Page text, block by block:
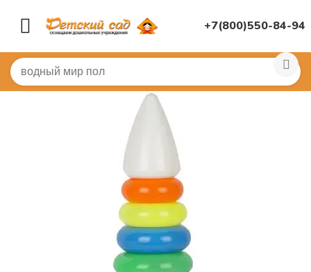
+7(800)550-84-94
Главная / ДИДАКТИЧЕСКИЕ ИГРЫ Развивающие